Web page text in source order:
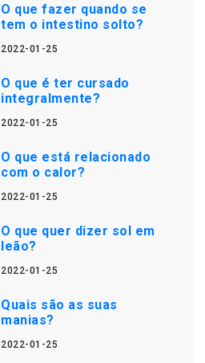
O que fazer quando se
tem o intestino solto?
2022-01-25
O que é ter cursado
integralmente?
2022-01-25
O que está relacionado
com o calor?
2022-01-25
O que quer dizer sol em
leão?
2022-01-25
Quais são as suas
manias?
2022-01-25